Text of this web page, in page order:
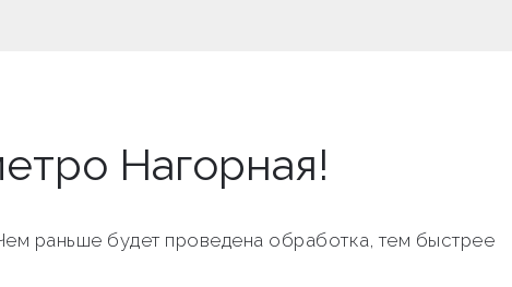
Нагорная!
раньше будет проведена обработка, тем быстрее